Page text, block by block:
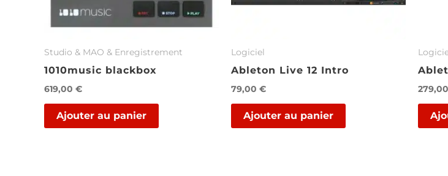
Stu­dio & MAO & En­re­gis­tre­ment
1010music blackbox
619,00 €
Ajouter au panier
Logiciel
Ableton Live 12 Intro
79,00 €
Ajouter au panier
279,00